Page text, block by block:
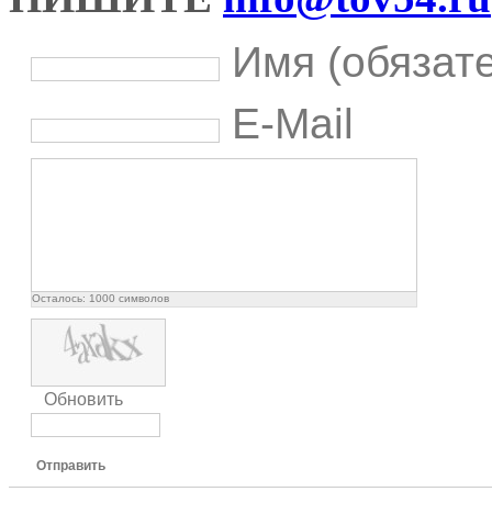
Имя
E-Mail
Осталось: 1000 символов
Обновить
Отправить